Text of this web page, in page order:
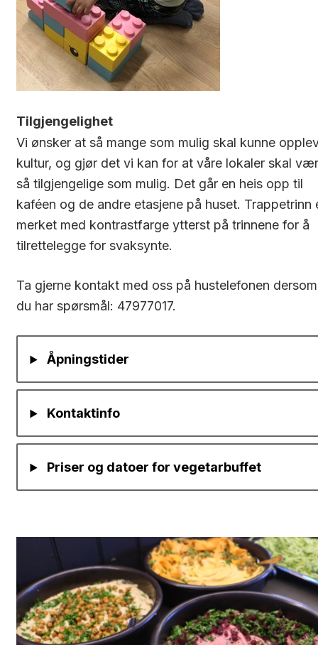
Tilgjengelighet
Vi ønsker at så mange som mulig skal kunne
kultur, og gjør det vi kan for at våre lokaler skal
så tilgjengelige som mulig. Det går en heis opp til
kaféen og de andre etasjene på huset. Trappetrinn
merket med kontrastfarge ytterst på trinnene for å
tilrettelegge for svaksynte.
Ta gjerne kontakt med oss på hustelefonen dersom
du har spørsmål: 47977017.
Åpningstider
Kontaktinfo
Priser og datoer for vegetarbuffet